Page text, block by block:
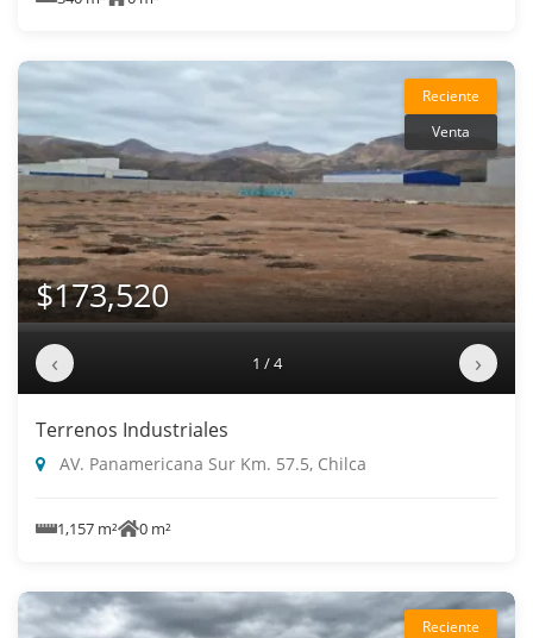
Reciente
Venta
$173,520
‹ 1 / 4 ›
Terrenos Industriales
AV. Panamericana Sur Km. 57.5, Chilca
1,157 m² 0 m²
Reciente